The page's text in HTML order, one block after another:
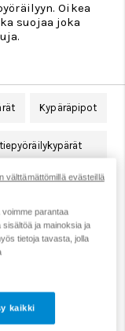
Oikea
suojaa joka
Kypäräpipot
varaosat
voimme parantaa
ja mainoksia ja
tietoja tavasta, jolla
kaikki
välttämättömillä evästeillä